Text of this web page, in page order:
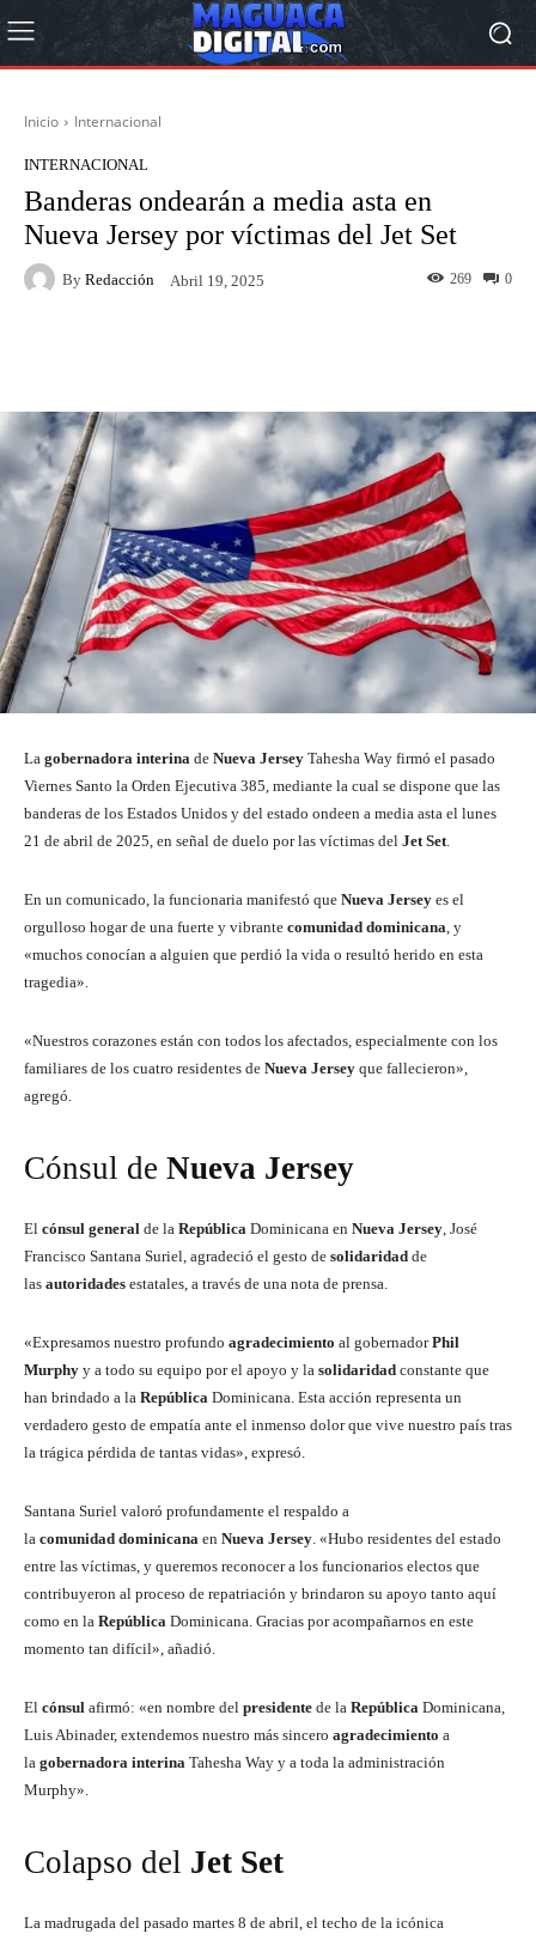
Inicio Internacional
INTERNACIONAL
Banderas ondearán a media asta en
Nueva Jersey por víctimas del Jet Set
By Redacción Abril 19, 2025 0
269
La gobernadora interina de Nueva Jersey Tahesha Way firmó el pasado
Viernes Santo la Orden Ejecutiva 385, mediante la cual se dispone que las
banderas de los Estados Unidos y del estado ondeen a media asta el lunes
21 de abril de 2025, en señal de duelo por las víctimas del Jet Set.
En un comunicado, la funcionaria manifestó que Nueva Jersey es el
orgulloso hogar de una fuerte y vibrante comunidad dominicana, y
«muchos conocían a alguien que perdió la vida o resultó herido en esta
tragedia».
«Nuestros corazones están con todos los afectados, especialmente con los
familiares de los cuatro residentes de Nueva Jersey que fallecieron»,
agregó.
Cónsul de Nueva Jersey
El cónsul general de la República Dominicana en Nueva Jersey, José
Francisco Santana Suriel, agradeció el gesto de solidaridad de
las autoridades estatales, a través de una nota de prensa.
«Expresamos nuestro profundo agradecimiento al gobernadorPhil
Murphy y a todo su equipo por el apoyo y la solidaridad constante que
han brindado a la República Dominicana. Esta acción representa un
verdadero gesto de empatía ante el inmenso dolor que vive nuestro país tras
la trágica pérdida de tantas vidas», expresó.
Santana Suriel valoró profundamente el respaldo a
la comunidad dominicana en Nueva Jersey. «Hubo residentes del estado
entre las víctimas, y queremos reconocer a los funcionarios electos que
contribuyeron al proceso de repatriación y brindaron su apoyo tanto aquí
como en la República Dominicana. Gracias por acompañarnos en este
momento tan difícil», añadió.
El cónsul afirmó: «en nombre del presidente de la República Dominicana,
Luis Abinader, extendemos nuestro más sincero agradecimiento a
la gobernadora interina Tahesha Way y a toda la administración
Murphy».
Colapso del Jet Set
La madrugada del pasado martes 8 de abril, el techo de la icónica